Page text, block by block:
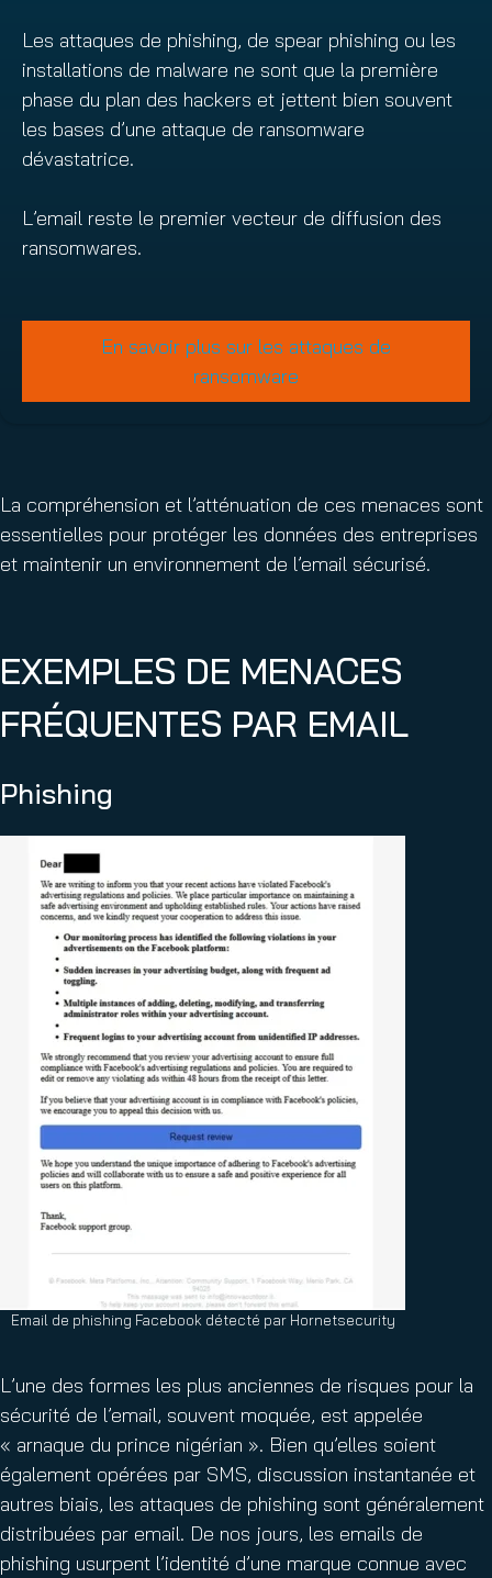
Les attaques de phishing, de spear phishing ou les
installations de malware ne sont que la première
phase du plan des hackers et jettent bien souvent
les bases d’une attaque de ransomware
dévastatrice.
L’email reste le premier vecteur de diffusion des
ransomwares.
En savoir plus sur les attaques de
ransomware
La compréhension et l’atténuation de ces menaces sont
essentielles pour protéger les données des entreprises
et maintenir un environnement de l’email sécurisé.
EXEMPLES DE MENACES
FRÉQUENTES PAR EMAIL
Phishing
Email de phishing Facebook détecté par Hornetsecurity
L’une des formes les plus anciennes de risques pour la
sécurité de l’email, souvent moquée, est appelée
« arnaque du prince nigérian ». Bien qu’elles soient
également opérées par SMS, discussion instantanée et
autres biais, les attaques de phishing sont généralement
distribuées par email. De nos jours, les emails de
phishing usurpent l’identité d’une marque connue avec